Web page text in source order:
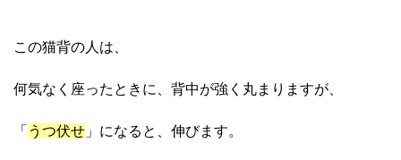
この猫背の人は、
何気なく座ったときに、背中が強く丸まりますが、
「 うつ伏せ 」になると、伸びます。